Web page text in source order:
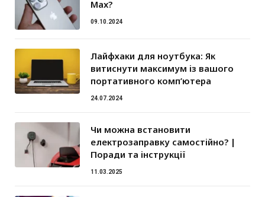
Max?
09.10.2024
Лайфхаки для ноутбука: Як
витиснути максимум із вашого
портативного комп’ютера
24.07.2024
Чи можна встановити
електрозаправку самостійно? |
Поради та інструкції
11.03.2025